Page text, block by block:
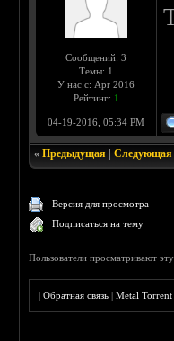
Сообщений: 3
Темы: 1
У нас с: Apr 2016
Рейтинг: 1
04-19-2016, 05:34 PM
«Предыдущая |Следующая
Версия для просмотра
Подписаться на тему
Пользователи просматривают
|Обратная связь |Metal